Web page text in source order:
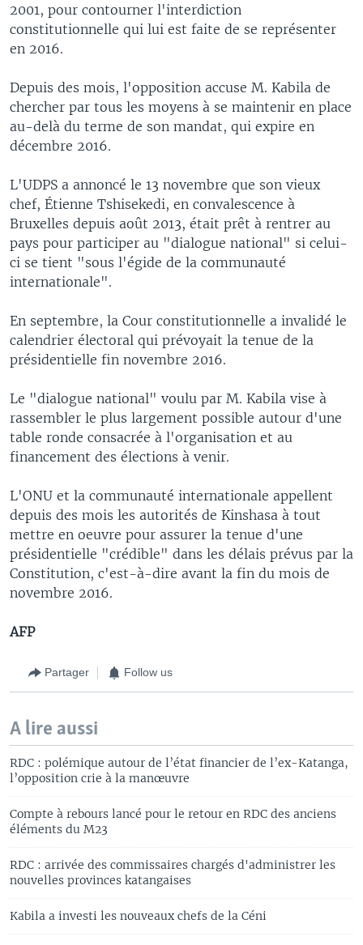
2001, pour contourner l'interdiction
constitutionnelle qui lui est faite de se représenter
en 2016.
Depuis des mois, l'opposition accuse M. Kabila de
chercher par tous les moyens à se maintenir en place
au-delà du terme de son mandat, qui expire en
décembre 2016.
L'UDPS a annoncé le 13 novembre que son vieux
chef, Étienne Tshisekedi, en convalescence à
Bruxelles depuis août 2013, était prêt à rentrer au
pays pour participer au "dialogue national" si celui-
ci se tient "sous l'égide de la communauté
internationale".
En septembre, la Cour constitutionnelle a invalidé le
calendrier électoral qui prévoyait la tenue de la
présidentielle fin novembre 2016.
Le "dialogue national" voulu par M. Kabila vise à
rassembler le plus largement possible autour d'une
table ronde consacrée à l'organisation et au
financement des élections à venir.
L'ONU et la communauté internationale appellent
depuis des mois les autorités de Kinshasa à tout
mettre en oeuvre pour assurer la tenue d'une
présidentielle "crédible" dans les délais prévus par la
Constitution, c'est-à-dire avant la fin du mois de
novembre 2016.
AFP
Partager Follow us
A lire aussi
RDC : polémique autour de l’état financier de l’ex-Katanga,
l’opposition crie à la manœuvre
Compte à rebours lancé pour le retour en RDC des anciens
éléments du M23
RDC : arrivée des commissaires chargés d'administrer les
nouvelles provinces katangaises
Kabila a investi les nouveaux chefs de la Céni